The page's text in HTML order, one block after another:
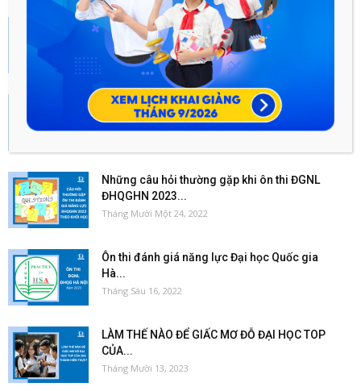
Sách ôn thi đánh giá năng lực 2023 hay nhất
Tháng Sáu 13, 2023
Những sai lầm trong quá trình ôn thi ĐGNL
ĐHQGHN 2023...
Những câu hỏi thường gặp khi ôn thi ĐGNL
ĐHQGHN 2023...
Tháng Mười Một 24, 2022
Ôn thi đánh giá năng lực Đại học Quốc gia
Hà...
Tháng Sáu 16, 2022
LÀM THẾ NÀO ĐỂ GIẤC MƠ ĐỖ ĐẠI HỌC TOP
CỦA...
Tháng Mười 13, 2023